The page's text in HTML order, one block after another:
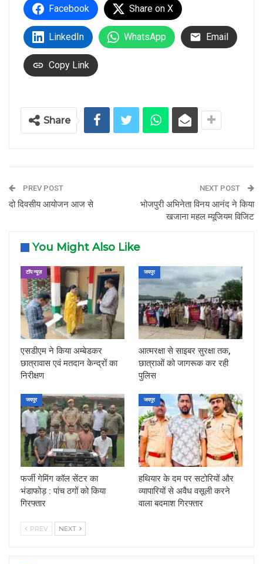
Facebook Share on X
LinkedIn WhatsApp Email
Copy Link
Share
PREV POST
दो दिवसीय आयोजन आज से
NEXT POST
भोजपुरी अभिनेता विनय आनंद ने किया
खजाना महल म्यूजियम विजिट
You Might Also Like
टॉप न्यूज़
एसडीएम ने किया अम्बेडकर
छात्रावास एवं मतदान केन्द्रों का
निरीक्षण
जयपुर
आत्मरक्षा से साइबर सुरक्षा तक,
छात्राओं को जागरूक कर रही
पुलिस
जयपुर
फर्जी गेमिंग कॉल सेंटर का
भंडाफोड़ : पांच ठगों को किया
गिरफ्तार
जयपुर
हथियार के दम पर सटोरियों और
व्यापारियों से अवैध वसूली करने
वाला बदमाश गिरफ्तार
PREV NEXT